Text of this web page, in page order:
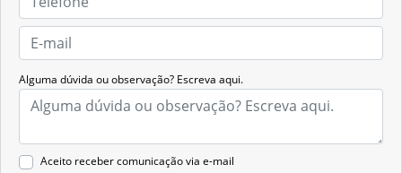
Alguma dúvida ou observação? Escreva aqui.
Aceito receber comunicação via e-mail